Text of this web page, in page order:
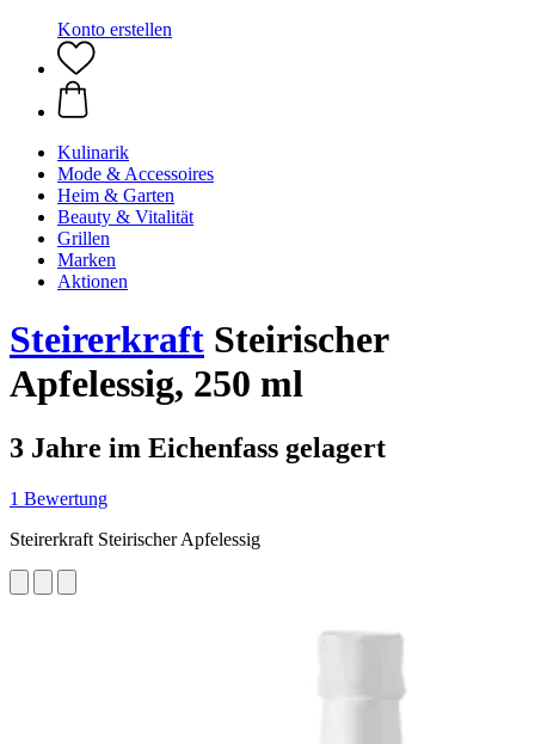
Konto erstellen
Kulinarik
Mode & Accessoires
Heim & Garten
Beauty & Vitalität
Grillen
Marken
Aktionen
Steirerkraft Steirischer
Apfelessig, 250 ml
3 Jahre im Eichenfass gelagert
1 Bewertung
Steirerkraft Steirischer Apfelessig